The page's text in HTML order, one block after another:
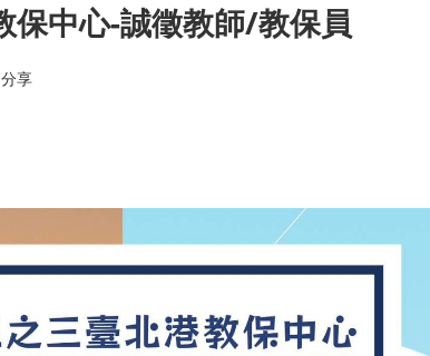
保中心-誠徵教師/教保員
分享